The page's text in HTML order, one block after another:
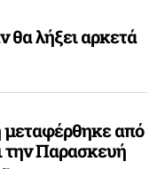
θα λήξει αρκετά
από
την Παρασκευή